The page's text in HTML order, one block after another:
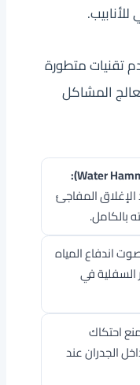
تقنيات متطورة
المشاكل
المفاجئ
بالكامل.
اندفاع المياه
السفلية في
احتكاك
الجدران عند